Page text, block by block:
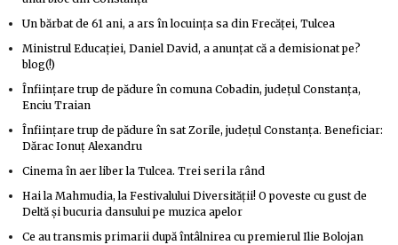
Un bărbat de 61 ani, a ars în locuința sa din Frecăței, Tulcea
Ministrul Educației, Daniel David, a anunțat că a demisionat pe?
blog(!)
Înființare trup de pădure în comuna Cobadin, județul Constanța,
Enciu Traian
Înființare trup de pădure în sat Zorile, județul Constanța. Beneficiar:
Dărac Ionuț Alexandru
Cinema în aer liber la Tulcea. Trei seri la rând
Hai la Mahmudia, la Festivalului Diversității! O poveste cu gust de
Deltă și bucuria dansului pe muzica apelor
Ce au transmis primarii după întâlnirea cu premierul Ilie Bolojan